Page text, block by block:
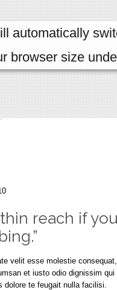
automatically
browser size
reach if
velit esse molestie
et iusto odio dignissim qui
te feugait nulla facilisi.